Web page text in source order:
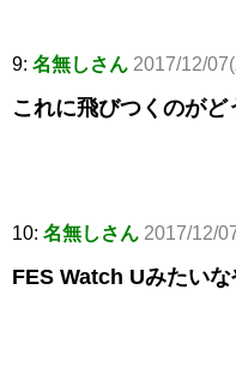
9: 名無しさん 2017/12/
これに飛びつくのが
10: 名無しさん 2017/12/
FES Watch Uみたい